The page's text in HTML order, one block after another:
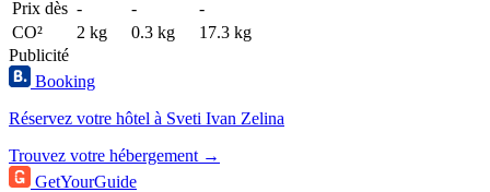
Prix dès - -
-
CO²
2 kg 0.3 kg
17.3 kg
Publicité
Booking
Réservez votre hôtel à Sveti Ivan Zelina
Trouvez votre hébergement →
GetYourGuide